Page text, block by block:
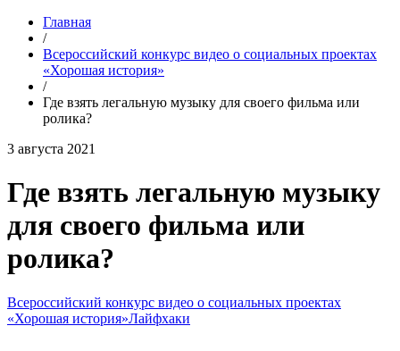
Главная
/
Всероссийский конкурс видео о социальных проектах
«Хорошая история»
/
Где взять легальную музыку для своего фильма или
ролика?
3 августа 2021
Где взять легальную музыку
для своего фильма или
ролика?
Всероссийский конкурс видео о социальных проектах
«Хорошая история»Лайфхаки